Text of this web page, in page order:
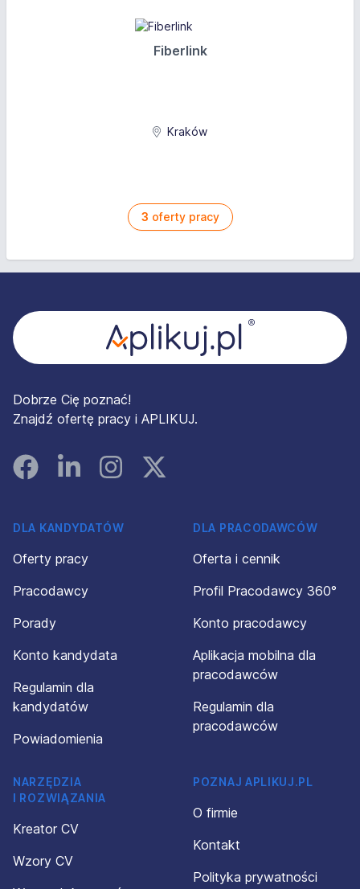
Fiberlink
Kraków
3 oferty pracy
Dobrze Cię poznać!
Znajdź ofertę pracy i APLIKUJ.
FacebookLinked InInstagramInstagram
DLA KANDYDATÓW
Oferty pracy
Pracodawcy
Porady
Konto kandydata
Regulamin dla
kandydatów
Powiadomienia
DLA PRACODAWCÓW
Oferta i cennik
Profil Pracodawcy 360°
Konto pracodawcy
Aplikacja mobilna dla
pracodawców
Regulamin dla
pracodawców
NARZĘDZIA
I ROZWIĄZANIA
Kreator CV
Wzory CV
POZNAJ APLIKUJ.PL
O firmie
Kontakt
Polityka prywatności